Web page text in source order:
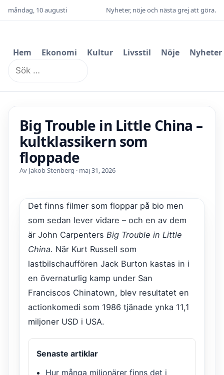
måndag, 10 augusti Nyheter, nöje och nästa grej att göra.
Hem Ekonomi Kultur Livsstil Nöje
Nyheter
Sök
efter:
Big Trouble in Little China –
kultklassikern som
floppade
Av Jakob Stenberg · maj 31, 2026
Det finns filmer som floppar på bio men
som sedan lever vidare – och en av dem
är John Carpenters Big Trouble in Little
China. När Kurt Russell som
lastbilschauffören Jack Burton kastas in i
en övernaturlig kamp under San
Franciscos Chinatown, blev resultatet en
actionkomedi som 1986 tjänade ynka 11,1
miljoner USD i USA.
Senaste artiklar
Hur många miljonärer finns det i